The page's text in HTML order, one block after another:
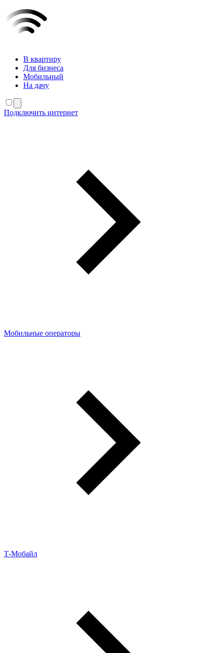
В квартиру
Для бизнеса
Мобильный
На дачу
Подключить интернет
Мобильные операторы
Т‑Мобайл